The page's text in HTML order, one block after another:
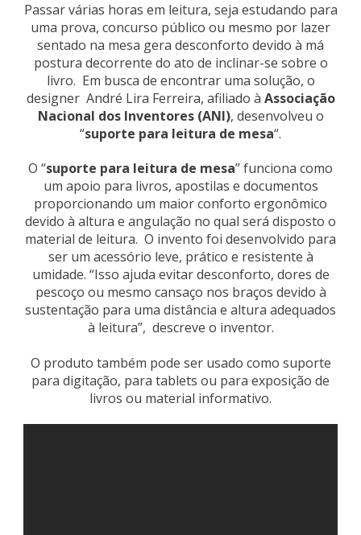
Passar várias horas em leitura, seja estudando para
uma prova, concurso público ou mesmo por lazer
sentado na mesa gera desconforto devido à má
postura decorrente do ato de inclinar-se sobre o
livro. Em busca de encontrar uma solução, o
designer André Lira Ferreira, afiliado à Associação
Nacional dos Inventores (ANI), desenvolveu o
“suporte para leitura de mesa“.
O “suporte para leitura de mesa” funciona como
um apoio para livros, apostilas e documentos
proporcionando um maior conforto ergonômico
devido à altura e angulação no qual será disposto o
material de leitura. O invento foi desenvolvido para
ser um acessório leve, prático e resistente à
umidade. “Isso ajuda evitar desconforto, dores de
pescoço ou mesmo cansaço nos braços devido à
sustentação para uma distância e altura adequados
à leitura”, descreve o inventor.
O produto também pode ser usado como suporte
para digitação, para tablets ou para exposição de
livros ou material informativo.